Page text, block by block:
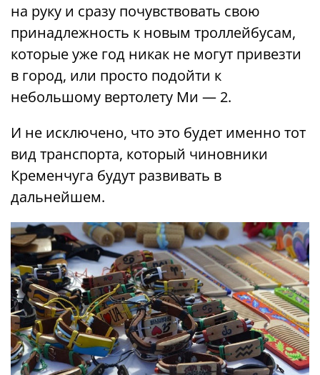
на руку и сразу почувствовать свою
принадлежность к новым троллейбусам,
которые уже год никак не могут привезти
в город, или просто подойти к
небольшому вертолету Ми — 2.
И не исключено, что это будет именно тот
вид транспорта, который чиновники
Кременчуга будут развивать в
дальнейшем.